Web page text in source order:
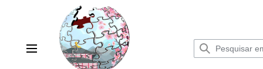
Menu principal